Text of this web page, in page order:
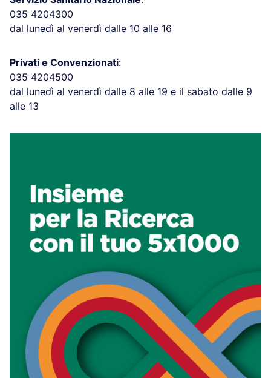
035 4204300
dal lunedì al venerdì dalle 10 alle 16
Privati e Convenzionati:
035 4204500
dal lunedì al venerdì dalle 8 alle 19 e il sabato dalle 9
alle 13